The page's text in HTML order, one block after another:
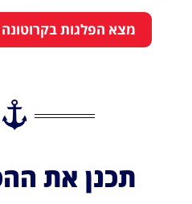
מצא הפלגות בקרוטונה
תכנן את